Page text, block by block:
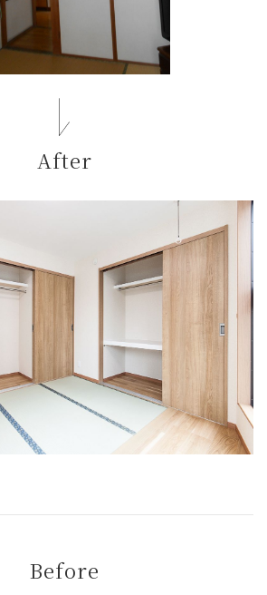
After
Before